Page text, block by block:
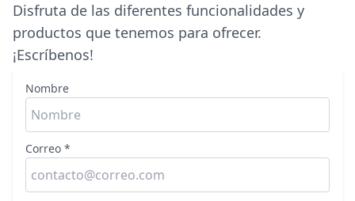
Disfruta de las diferentes funcionalidades y
productos que tenemos para ofrecer.
¡Escríbenos!
Nombre
Correo *